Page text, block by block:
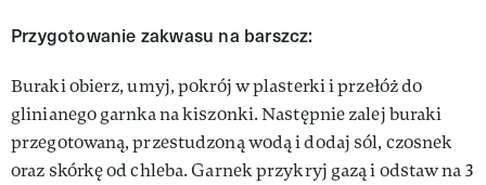
Przygotowanie zakwasu na barszcz:
Buraki obierz, umyj, pokrój w plasterki i przełóż do
glinianego garnka na kiszonki. Następnie zalej buraki
przegotowaną, przestudzoną wodą i dodaj sól, czosnek
oraz skórkę od chleba. Garnek przykryj gazą i odstaw na 3